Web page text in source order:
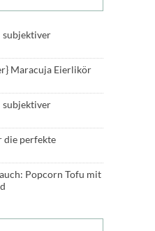
subjektiver
Maracuja Eierlikör
subjektiver
die perfekte
Popcorn Tofu mit